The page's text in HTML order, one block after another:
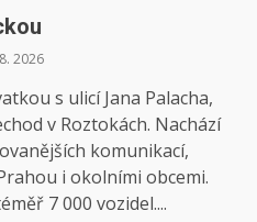
2026
s ulicí Jana Palacha,
v Roztokách. Nachází
komunikací,
i okolními obcemi.
7 000 vozidel....